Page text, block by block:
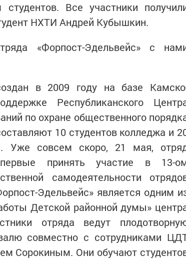
Все участники
НХТИ Андрей Кубышкин.
«Форпост-Эдельвейс» с
в 2009 году на базе
Республиканского
по охране общественного
10 студентов колледжа и
Уже совсем скоро, 21 мая,
принять участие в 13-
самодеятельности
Эдельвейс» является одним
Детской районной думы»
отряда ведут
совместно с сотрудниками
Сорокиным. Они обучают